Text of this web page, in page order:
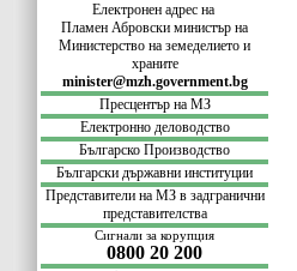
Електронен адрес на
Пламен Абровски министър на
Министерство на земеделието и
храните
minister@mzh.government.bg
Пресцентър на МЗ
Електронно деловодство
Българско Производство
Български държавни институции
Представители на МЗ в задгранични
представителства
Сигнали за корупция
0800 20 200